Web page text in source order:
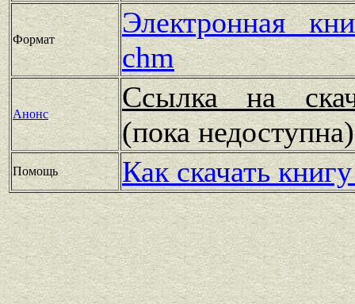
Формат
Электронная
chm
Анонс
Ссылка на
(пока
Помощь Как скачать